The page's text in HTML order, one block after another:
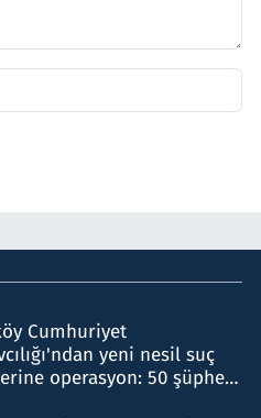
Cumhuriyet
yeni nesil suç
operasyon: 50 şüpheli